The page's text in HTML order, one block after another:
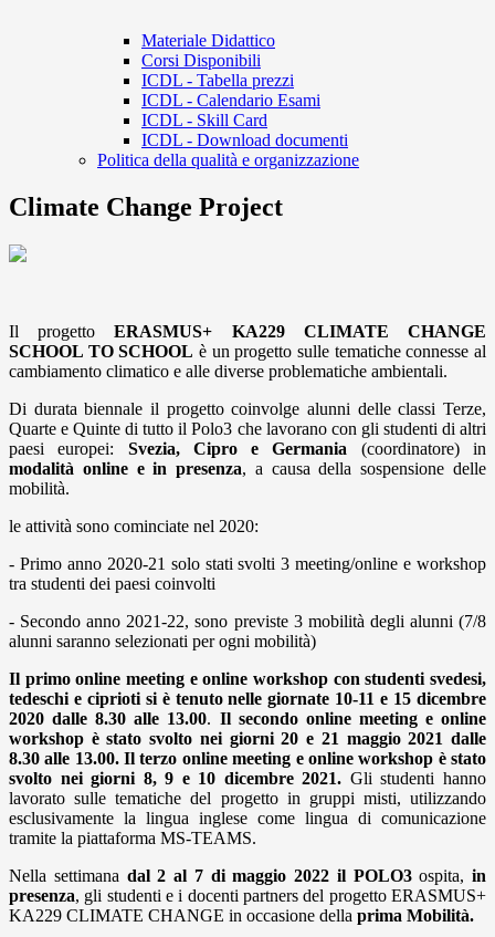
Materiale Didattico
Corsi Disponibili
ICDL - Tabella prezzi
ICDL - Calendario Esami
ICDL - Skill Card
ICDL - Download documenti
Politica della qualità e organizzazione
Climate Change Project
Il progettoERASMUS+ KA229 CLIMATE CHANGE
SCHOOL TO SCHOOL è un progetto sulle tematiche connesse al
cambiamento climatico e alle diverse problematiche ambientali.
Di durata biennale il progetto coinvolge alunni delle classi Terze,
Quarte e Quinte di tutto il Polo3 che lavorano con gli studenti di altri
paesi europei: Svezia, Cipro e Germania (coordinatore) in
modalità online e in presenza, a causa della sospensione delle
mobilità.
le attività sono cominciate nel 2020:
- Primo anno 2020-21 solo stati svolti 3 meeting/online e workshop
tra studenti dei paesi coinvolti
- Secondo anno 2021-22, sono previste 3 mobilità degli alunni (7/8
alunni saranno selezionati per ogni mobilità)
Il primo online meeting e online workshop con studenti svedesi,
tedeschi e ciprioti si è tenutonelle giornate 10-11 e 15 dicembre
2020 dalle 8.30 alle 13.00. Il secondo online meeting e online
workshop è stato svolto nei giorni 20 e 21 maggio 2021 dalle
8.30 alle 13.00. Il terzo online meeting e online workshop è stato
svolto nei giorni 8, 9 e 10 dicembre 2021. Gli studenti hanno
lavorato sulle tematiche del progetto in gruppi misti, utilizzando
esclusivamente la lingua inglese come lingua di comunicazione
tramite la piattaforma MS-TEAMS.
Nella settimana dal 2 al 7 di maggio 2022 il POLO3ospita, in
presenza, gli studenti e i docenti partners del progetto ERASMUS+
KA229 CLIMATE CHANGE in occasione della prima Mobilità.